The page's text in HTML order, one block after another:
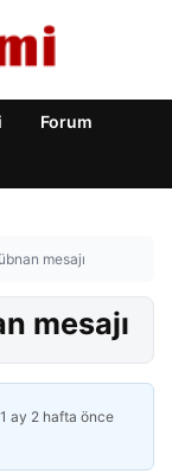
Forum
mesajı
mesajı
1 ay 2 hafta önce